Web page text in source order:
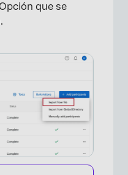
Opción que se